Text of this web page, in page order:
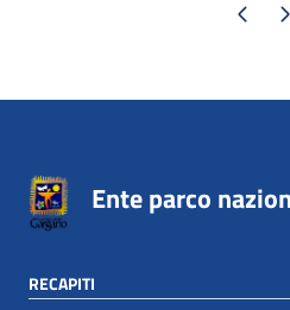
Pagina precedente
Pagina
Ente parco
RECAPITI